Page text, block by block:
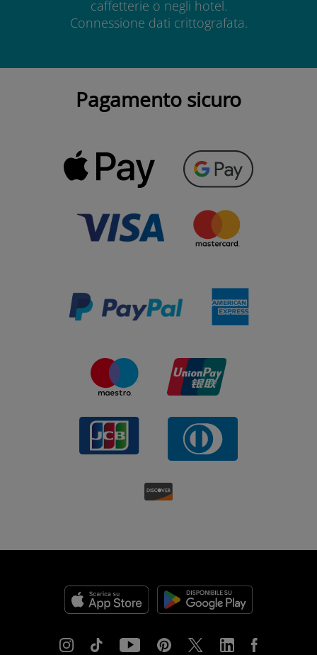
caffetterie o negli hotel.
Connessione dati crittografata.
Pagamento sicuro